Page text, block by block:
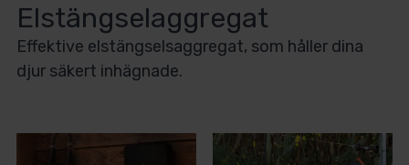
Elstängselaggregat
Effektive elstängselsaggregat, som håller dina
djur säkert inhägnade.